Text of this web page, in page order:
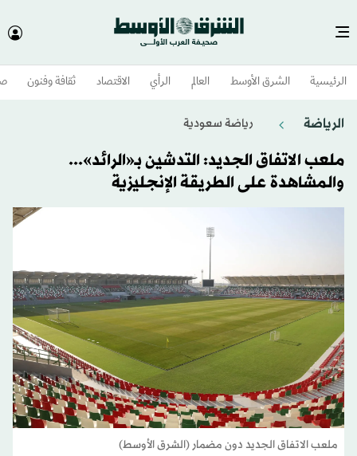
الرئيسية الشرق الأوسط​ العالم الرأي الاقتصاد ثقافة وفنون
الرياضة رياضة سعودية
ملعب الاتفاق الجديد: التدشين بـ«الرائد»...
والمشاهدة على الطريقة الإنجليزية
ملعب الاتفاق الجديد دون مضمار (الشرق الأوسط)